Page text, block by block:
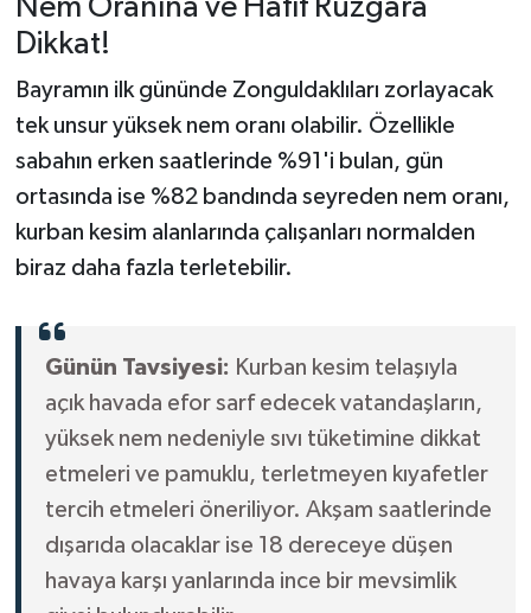
Nem Oranına ve Hafif Rüzgara
Dikkat!
Bayramın ilk gününde Zonguldaklıları zorlayacak
tek unsur yüksek nem oranı olabilir. Özellikle
sabahın erken saatlerinde %91'i bulan, gün
ortasında ise %82 bandında seyreden nem oranı,
kurban kesim alanlarında çalışanları normalden
biraz daha fazla terletebilir.
Günün Tavsiyesi: Kurban kesim telaşıyla
açık havada efor sarf edecek vatandaşların,
yüksek nem nedeniyle sıvı tüketimine dikkat
etmeleri ve pamuklu, terletmeyen kıyafetler
tercih etmeleri öneriliyor. Akşam saatlerinde
dışarıda olacaklar ise 18 dereceye düşen
havaya karşı yanlarında ince bir mevsimlik